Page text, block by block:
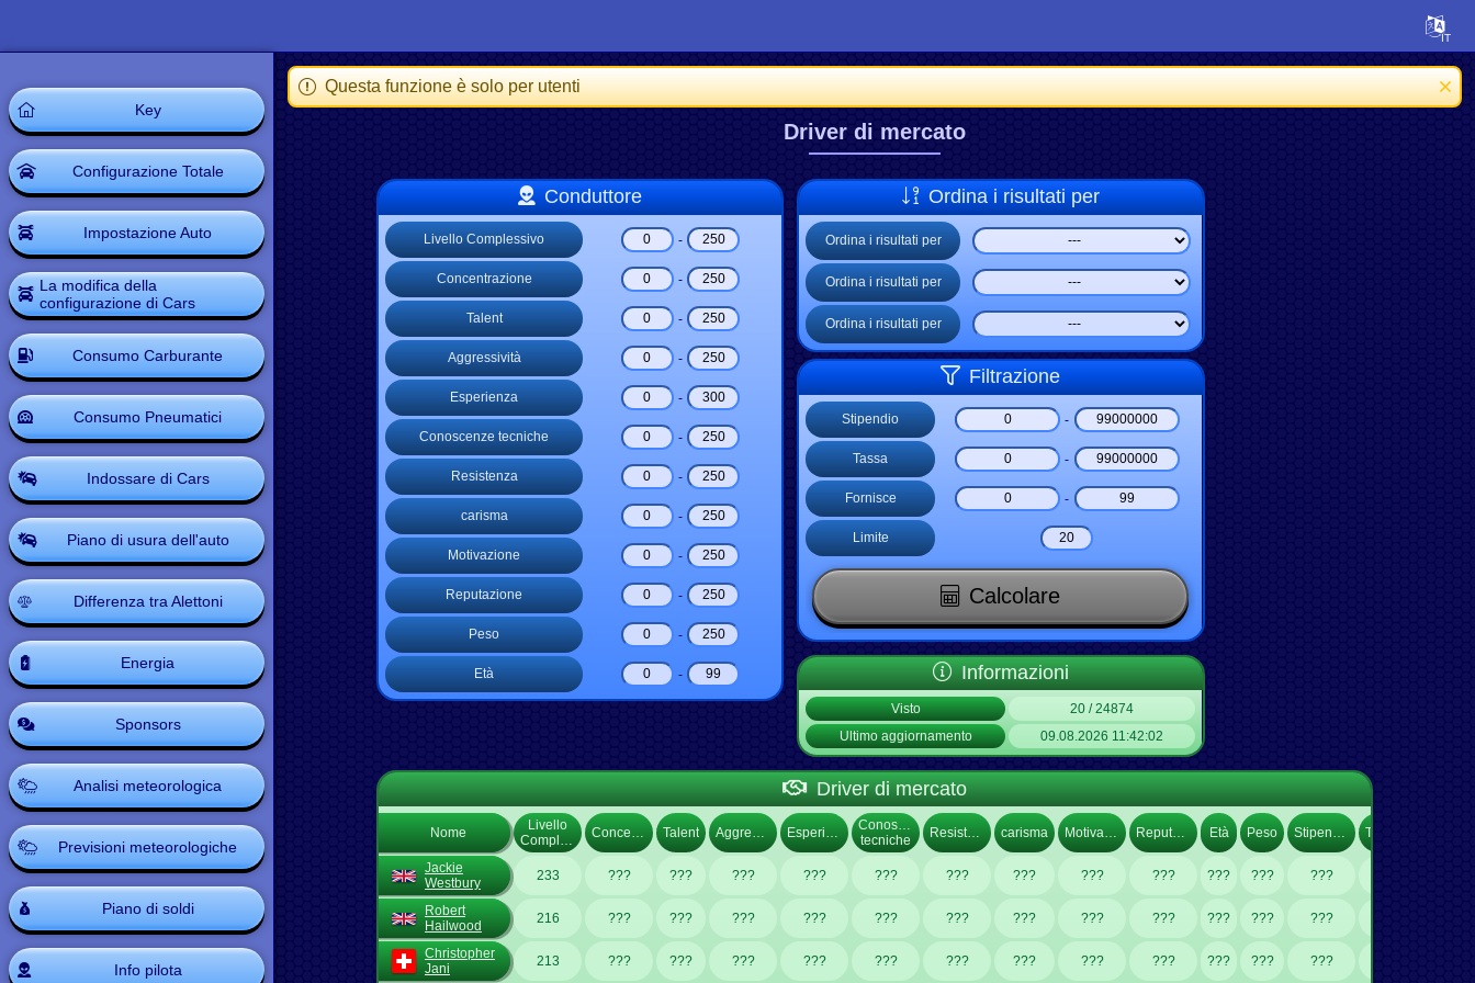
Key
Configurazione Totale
Impostazione Auto
La modifica della
configurazione di Cars
Consumo Carburante
Consumo Pneumatici
Indossare di Cars
Piano di usura dell'auto
Differenza tra Alettoni
Energia
Sponsors
Analisi meteorologica
Previsioni meteorologiche
Piano di soldi
Info pilota
Questa funzione è solo per utenti
Driver di mercato
Conduttore
Livello Complessivo -
Concentrazione -
Talent -
Aggressività -
Esperienza -
Conoscenze tecniche -
Resistenza -
carisma -
Motivazione -
Reputazione -
Peso -
Età -
Ordina i risultati per
Ordina i risultati per
Ordina i risultati per
Ordina i risultati per
Filtrazione
Stipendio -
Tassa -
Fornisce -
Limite
Calcolare
Informazioni
Visto
20 / 24874
Ultimo aggiornamento
09.08.2026 11:42:02
Driver di mercato
Nome
Livello
Complessivo
Concentrazione Talent Aggressività Esperienza
Conoscenze
tecniche
Resistenza carisma Motivazione Reputazione Età Peso Stipendio Tassa
Jackie
Westbury
233 ??? ??? ??? ??? ??? ??? ??? ??? ??? ??? ??? ???
Robert
Hailwood
216 ??? ??? ??? ??? ??? ??? ??? ??? ??? ??? ??? ???
Christopher
Jani
213 ??? ??? ??? ??? ??? ??? ??? ??? ??? ??? ??? ???